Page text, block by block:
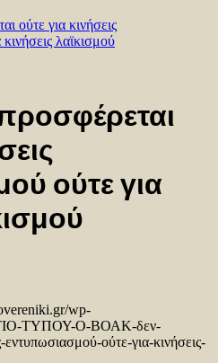
ούτε για κινήσεις
λαϊκισμού
ούτε για
wp-
ΤΥΠΟΥ-Ο-ΒΟΑΚ-δεν-
εντυπωσιασμού-ούτε-για-κινήσεις-